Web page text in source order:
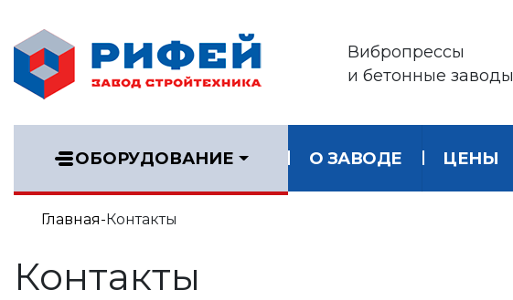
Вибропрессы
и бетонные заводы
ОБОРУДОВАНИЕ О ЗАВОДЕ ЦЕНЫ
Главная Контакты
Контакты